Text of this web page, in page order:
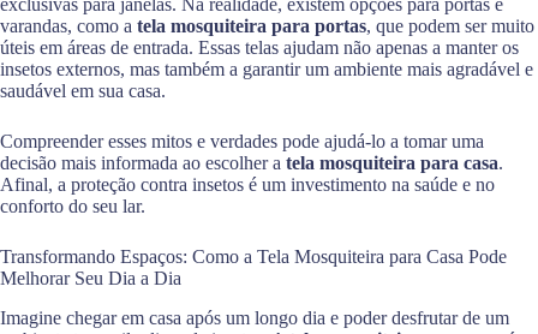
exclusivas para janelas. Na realidade, existem opções para portas e
varandas, como a tela mosquiteira para portas, que podem ser muito
úteis em áreas de entrada. Essas telas ajudam não apenas a manter os
insetos externos, mas também a garantir um ambiente mais agradável e
saudável em sua casa.
Compreender esses mitos e verdades pode ajudá-lo a tomar uma
decisão mais informada ao escolher a tela mosquiteira para casa.
Afinal, a proteção contra insetos é um investimento na saúde e no
conforto do seu lar.
Transformando Espaços: Como a Tela Mosquiteira para Casa Pode
Melhorar Seu Dia a Dia
Imagine chegar em casa após um longo dia e poder desfrutar de um